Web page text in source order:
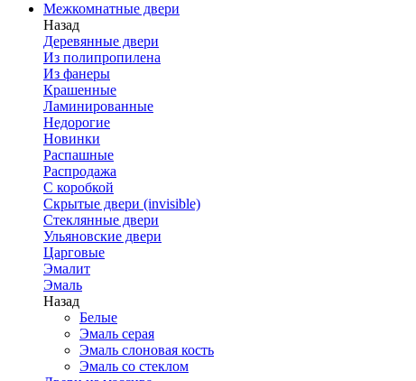
Межкомнатные двери
Назад
Деревянные двери
Из полипропилена
Из фанеры
Крашенные
Ламинированные
Недорогие
Новинки
Распашные
Распродажа
С коробкой
Скрытые двери (invisible)
Стеклянные двери
Ульяновские двери
Царговые
Эмалит
Эмаль
Назад
Белые
Эмаль серая
Эмаль слоновая кость
Эмаль со стеклом